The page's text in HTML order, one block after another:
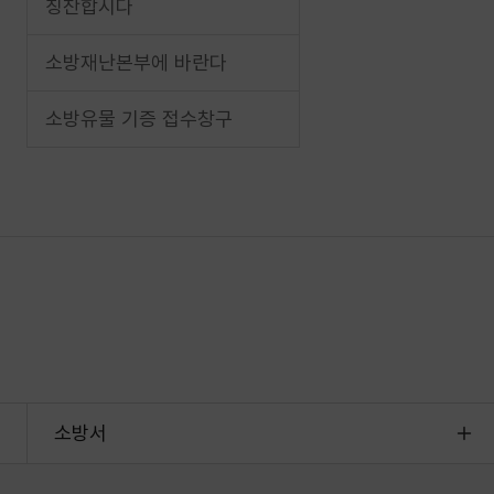
칭찬합시다
소방재난본부에 바란다
소방유물 기증 접수창구
소방서